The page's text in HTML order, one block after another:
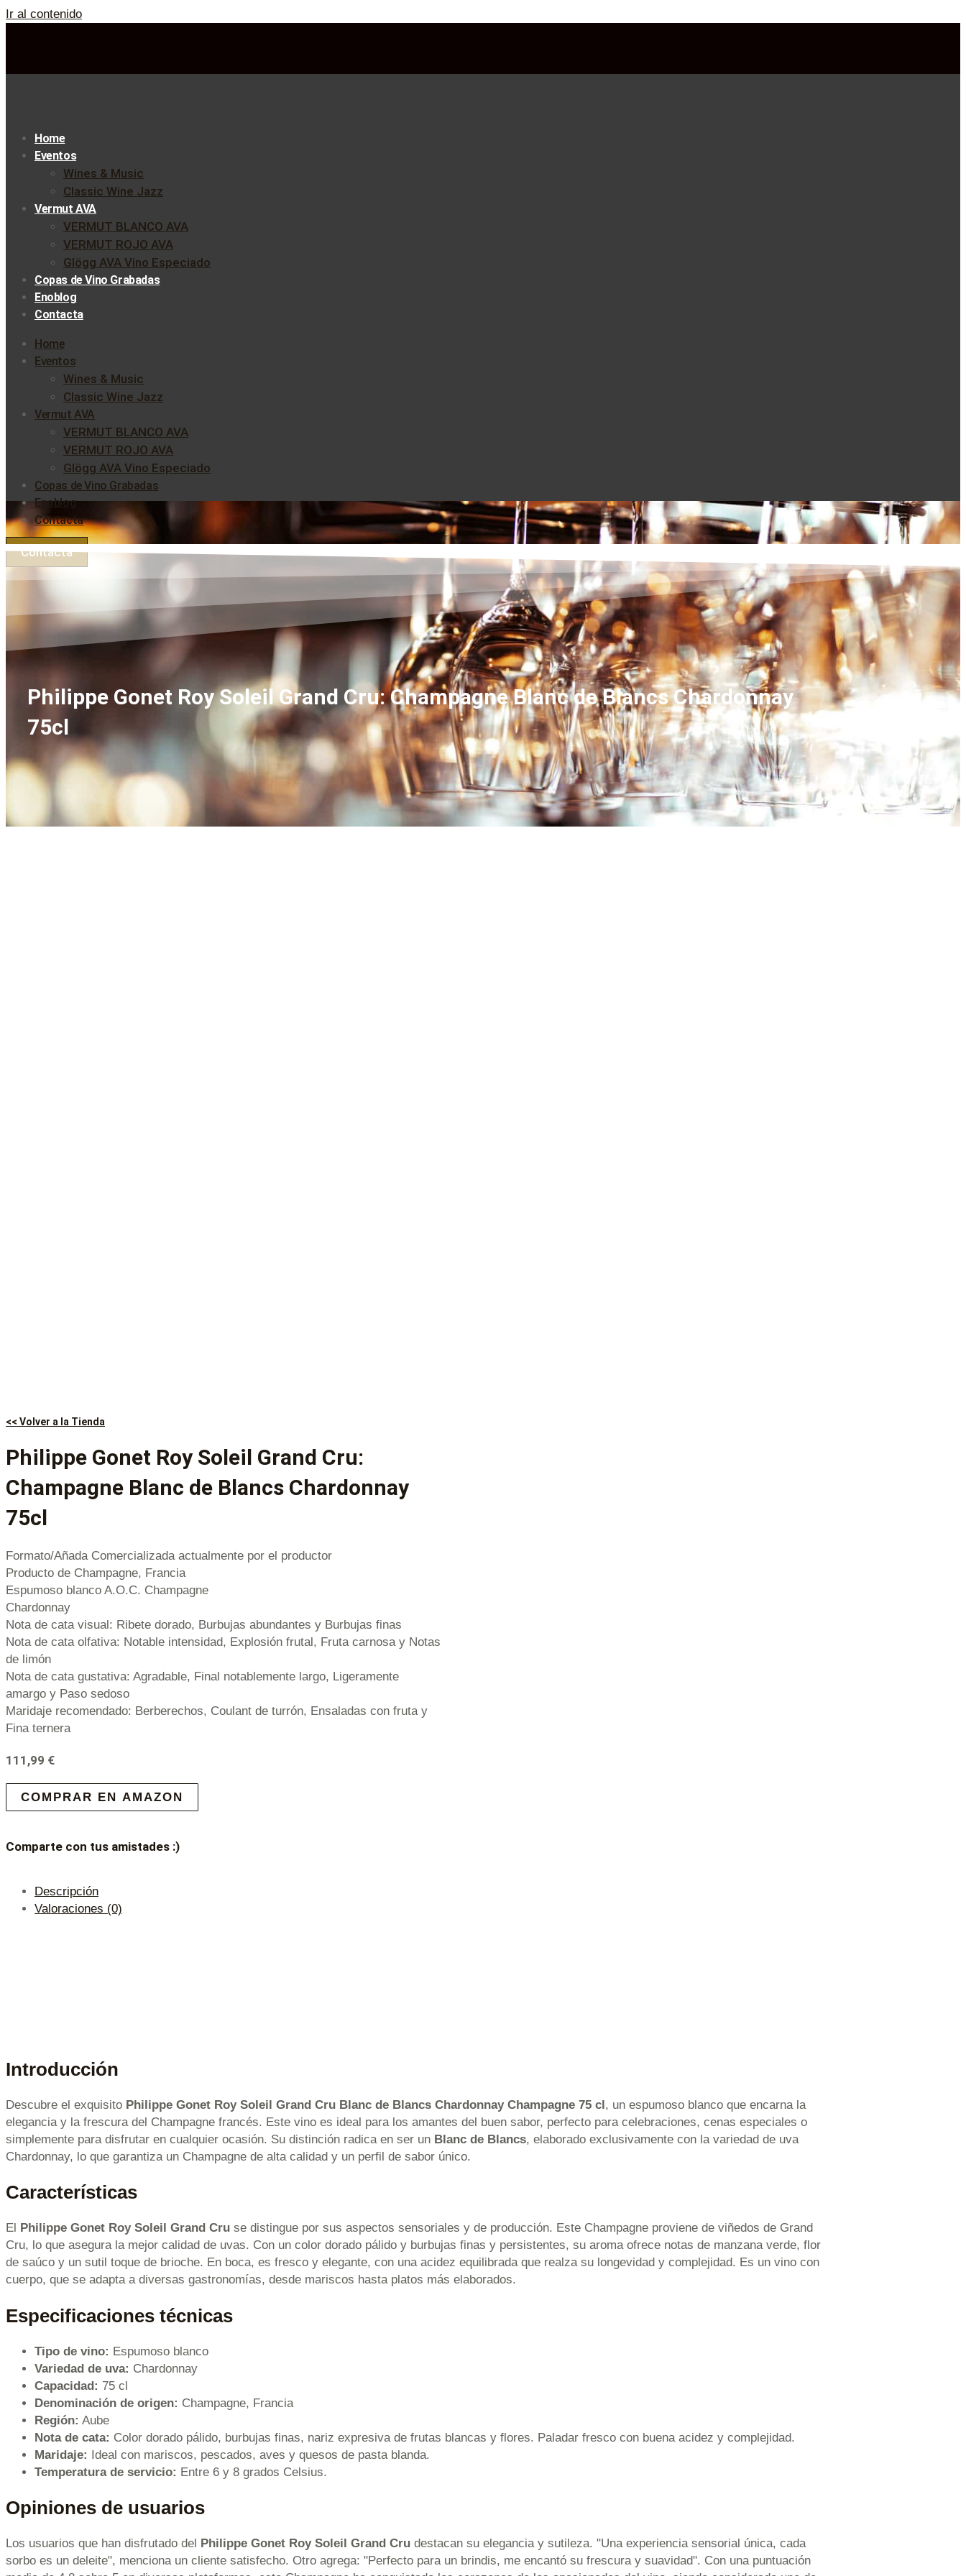
Ir al contenido
Home
Eventos
Wines & Music
Classic Wine Jazz
Vermut AVA
VERMUT BLANCO AVA
VERMUT ROJO AVA
Glögg AVA Vino Especiado
Copas de Vino Grabadas
Enoblog
Contacta
Home
Eventos
Wines & Music
Classic Wine Jazz
Vermut AVA
VERMUT BLANCO AVA
VERMUT ROJO AVA
Glögg AVA Vino Especiado
Copas de Vino Grabadas
Enoblog
Contacta
Contacta
Philippe Gonet Roy Soleil Grand Cru: Champagne Blanc de Blancs Chardonnay
75cl
<< Volver a la Tienda
Philippe Gonet Roy Soleil Grand Cru:
Champagne Blanc de Blancs Chardonnay
75cl
Formato/Añada Comercializada actualmente por el productor
Producto de Champagne, Francia
Espumoso blanco A.O.C. Champagne
Chardonnay
Nota de cata visual: Ribete dorado, Burbujas abundantes y Burbujas finas
Nota de cata olfativa: Notable intensidad, Explosión frutal, Fruta carnosa y Notas
de limón
Nota de cata gustativa: Agradable, Final notablemente largo, Ligeramente
amargo y Paso sedoso
Maridaje recomendado: Berberechos, Coulant de turrón, Ensaladas con fruta y
Fina ternera
111,99 €
COMPRAR EN AMAZON
Comparte con tus amistades :)
Descripción
Valoraciones (0)
Introducción
Descubre el exquisito Philippe Gonet Roy Soleil Grand Cru Blanc de Blancs Chardonnay Champagne 75 cl, un espumoso blanco que encarna la
elegancia y la frescura del Champagne francés. Este vino es ideal para los amantes del buen sabor, perfecto para celebraciones, cenas especiales o
simplemente para disfrutar en cualquier ocasión. Su distinción radica en ser un Blanc de Blancs, elaborado exclusivamente con la variedad de uva
Chardonnay, lo que garantiza un Champagne de alta calidad y un perfil de sabor único.
Características
El Philippe Gonet Roy Soleil Grand Cru se distingue por sus aspectos sensoriales y de producción. Este Champagne proviene de viñedos de Grand
Cru, lo que asegura la mejor calidad de uvas. Con un color dorado pálido y burbujas finas y persistentes, su aroma ofrece notas de manzana verde, flor
de saúco y un sutil toque de brioche. En boca, es fresco y elegante, con una acidez equilibrada que realza su longevidad y complejidad. Es un vino con
cuerpo, que se adapta a diversas gastronomías, desde mariscos hasta platos más elaborados.
Especificaciones técnicas
Tipo de vino: Espumoso blanco
Variedad de uva: Chardonnay
Capacidad: 75 cl
Denominación de origen: Champagne, Francia
Región: Aube
Nota de cata: Color dorado pálido, burbujas finas, nariz expresiva de frutas blancas y flores. Paladar fresco con buena acidez y complejidad.
Maridaje: Ideal con mariscos, pescados, aves y quesos de pasta blanda.
Temperatura de servicio: Entre 6 y 8 grados Celsius.
Opiniones de usuarios
Los usuarios que han disfrutado del Philippe Gonet Roy Soleil Grand Cru destacan su elegancia y sutileza. "Una experiencia sensorial única, cada
sorbo es un deleite", menciona un cliente satisfecho. Otro agrega: "Perfecto para un brindis, me encantó su frescura y suavidad". Con una puntuación